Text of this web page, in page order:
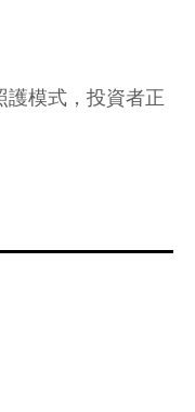
護模式，投資者正